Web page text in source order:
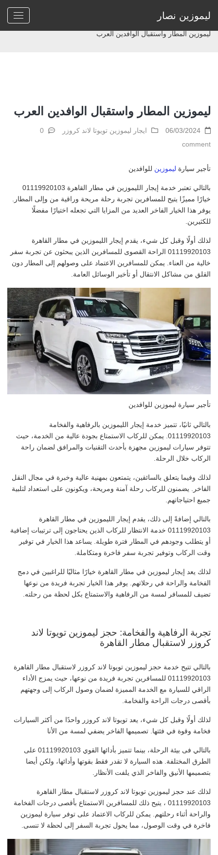
ليموزين نصار
Home
> ايجار ليموزين تويوتا لاند كروزر
ليموزين المطار واستقبال الوافدين العرب
ليموزين المطار واستقبال الوافدين العرب
06/03/2024 ايجار ليموزين تويوتا لاند كروزر
0
comment
تأجير سيارة ليموزين للوافدين
بالتالي تعتبر خدمة إيجار الليموزين في مطار القاهرة 01119920103
خيارًا مميزًا يتيح للمسافرين تجربة رحلة مريحة وراقية من وإلى المطار.
يوفر هذا الخيار الفاخر العديد من المزايا التي تجعله اختيارًا مفضلًا
للكثيرين.
لذلك أولًا وقبل كل شيء، يقدم إيجار الليموزين في مطار القاهرة
01119920103 الراحة القصوى للمسافرين الذين يبحثون عن تجربة سفر
خالية من العناء. يمكن للمسافرين الاعتماد على وصولهم إلى المطار دون
القلق من مشاكل الانتقال أو تأخير الوسائل العامة.
تأجير سيارة ليموزين للوافدين
بالتالي ثانيًا، تتميز خدمة إيجار الليموزين بالرفاهية والفخامة
01119920103. يمكن للركاب الاستمتاع بجودة عالية من الخدمة، حيث
تتوفر سيارات ليموزين مجهزة بأحدث التقنيات والمرافق لضمان راحة
الركاب خلال الرحلة.
لذلك وفيما يتعلق بالسائقين، يتمتعون بمهنية عالية وخبرة في مجال النقل
الفاخر. يضمنون للركاب رحلة آمنة ومريحة، ويكونون على استعداد لتلبية
جميع احتياجاتهم.
بالتالي إضافةً إلى ذلك، يقدم إيجار الليموزين في مطار القاهرة
01119920103 خدمة الانتظار للركاب الذين يحتاجون إلى ترتيبات إضافية
أو يتطلب وجودهم في المطار فترة طويلة. يساعد هذا الخيار في توفير
وقت الركاب وتوفير تجربة سفر فاخرة ومتكاملة.
لذلك يعد إيجار ليموزين في مطار القاهرة خيارًا مثاليًا للراغبين في دمج
الفخامة والراحة في رحلاتهم. يوفر هذا الخيار تجربة فريدة من نوعها
تضيف للمسافر لمسة من الرفاهية والاستمتاع بكل لحظة من رحلته.
تجربة الرفاهية والفخامة: حجز ليموزين تويوتا لاند
كروزر لاستقبال مطار القاهرة
بالتالي تتيح خدمة حجز ليموزين تويوتا لاند كروزر لاستقبال مطار القاهرة
01119920103 للمسافرين تجربة فريدة من نوعها، حيث يمزج الأداء
الراقي للسيارة مع الخدمة المميزة لضمان وصول الركاب إلى وجهتهم
بأقصى درجات الراحة والفخامة.
لذلك أولًا وقبل كل شيء، يعد تويوتا لاند كروزر واحدًا من أكثر السيارات
فخامة وقوة في فئتها. تصميمها الفاخر يضفي لمسة من الأنا
بالتالي فى بيئة الرحلة، بينما تتميز بأدائها القوي 01119920103 على
الطرق المختلفة. هذه السيارة لا تقدر فقط بقوتها وأدائها، ولكن أيضا
بتصميمها الأنيق والفاخر الذي يلفت الأنظار.
لذلك عند حجز ليموزين تويوتا لاند كروزر لاستقبال مطار القاهرة
01119920103 ، يتيح ذلك للمسافرين الاستمتاع بأقصى درجات الفخامة
والراحة أثناء رحلتهم. يمكن للركاب الاعتماد على توفر سيارة ليموزين
فاخرة في وقت الوصول، مما يحول تجربة السفر إلى لحظة لا تنسى.